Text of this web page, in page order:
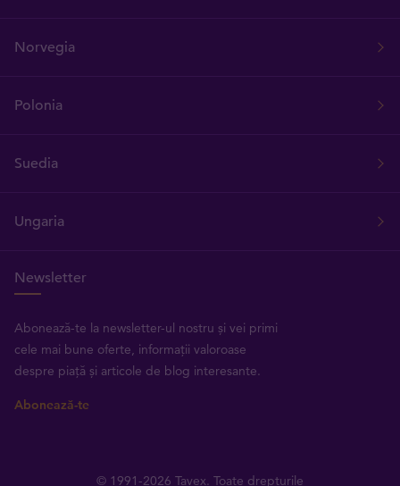
Norvegia
Polonia
Suedia
Ungaria
Newsletter
Abonează-te la newsletter-ul nostru și vei primi
cele mai bune oferte, informații valoroase
despre piață și articole de blog interesante.
Abonează-te
© 1991-2026 Tavex. Toate drepturile